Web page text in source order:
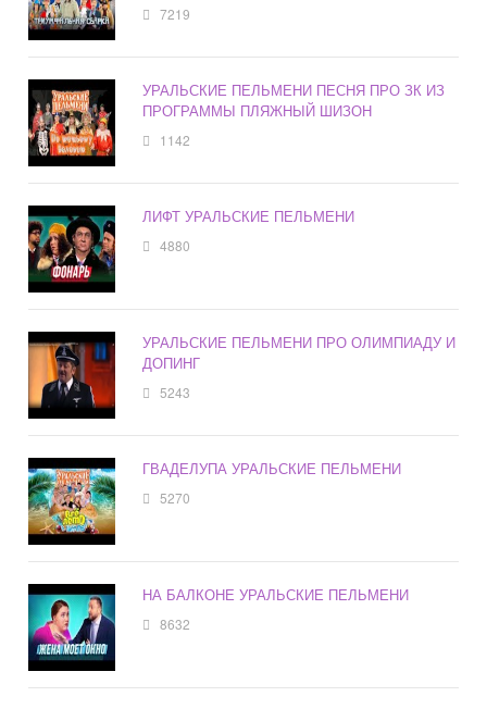
7219
УРАЛЬСКИЕ ПЕЛЬМЕНИ ПЕСНЯ ПРО ЗК ИЗ
ПРОГРАММЫ ПЛЯЖНЫЙ ШИЗОН
1142
ЛИФТ УРАЛЬСКИЕ ПЕЛЬМЕНИ
4880
УРАЛЬСКИЕ ПЕЛЬМЕНИ ПРО ОЛИМПИАДУ И
ДОПИНГ
5243
ГВАДЕЛУПА УРАЛЬСКИЕ ПЕЛЬМЕНИ
5270
НА БАЛКОНЕ УРАЛЬСКИЕ ПЕЛЬМЕНИ
8632